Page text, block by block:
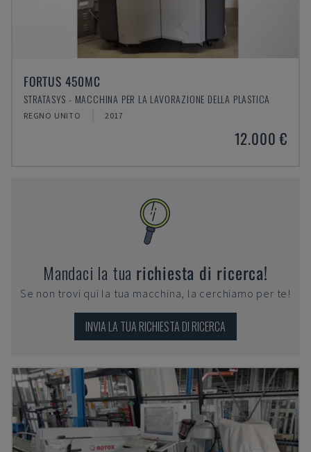
FORTUS 450MC
STRATASYS - MACCHINA PER LA LAVORAZIONE DELLA PLASTICA
REGNO UNITO 2017
12.000 €
Mandaci la tua richiesta di ricerca!
Se non trovi qui la tua macchina, la cerchiamo per te!
INVIA LA TUA RICHIESTA DI RICERCA